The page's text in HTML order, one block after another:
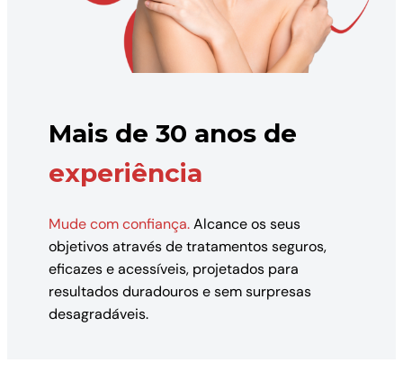
Mais de 30 anos de
experiência
Mude com confiança.Alcance os seus
objetivos através de tratamentos seguros,
eficazes e acessíveis, projetados para
resultados duradouros e sem surpresas
desagradáveis.